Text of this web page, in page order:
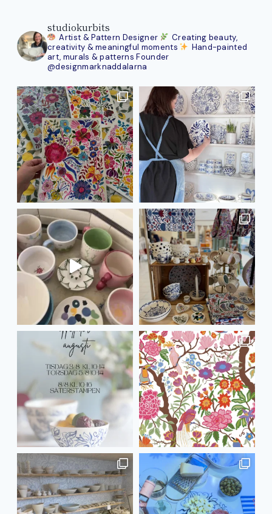
studiokurbits
Artist & Pattern Designer
Creating beauty,
creativity & meaningful moments
Hand-painted
art, murals & patterns Founder
@designmarknaddalarna